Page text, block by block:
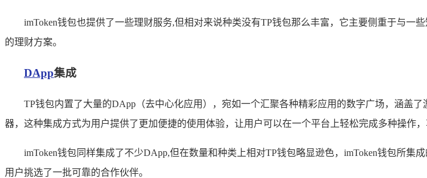
imToken钱包也提供了一些理财服务,但相对来说种类没有TP钱包那么丰富，它主要侧重于与
的理财方案。
DApp集成
TP钱包内置了大量的DApp（去中心化应用），宛如一个汇聚各种精彩应用的数字广场，涵盖
器，这种集成方式为用户提供了更加便捷的使用体验，让用户可以在一个平台上轻松完成多种操作，
imToken钱包同样集成了不少DApp,但在数量和种类上相对TP钱包略显逊色，imToken钱包所
用户挑选了一批可靠的合作伙伴。